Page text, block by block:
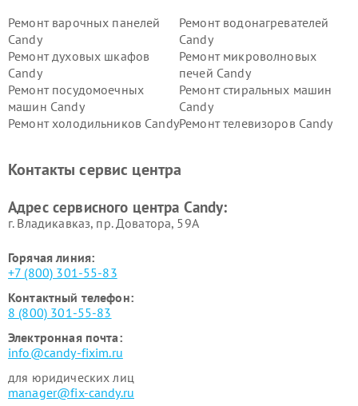
Ремонт варочных панелей
Candy
Ремонт водонагревателей
Candy
Ремонт духовых шкафов
Candy
Ремонт микроволновых
печей Candy
Ремонт посудомоечных
машин Candy
Ремонт стиральных машин
Candy
Ремонт холодильников CandyРемонт телевизоров Candy
Контакты сервис центра
Адрес сервисного центра Candy:
г. Владикавказ, пр. Доватора, 59А
Горячая линия:
+7 (800) 301-55-83
Контактный телефон:
8 (800) 301-55-83
Электронная почта:
info@candy-fixim.ru
для юридических лиц
manager@fix-candy.ru